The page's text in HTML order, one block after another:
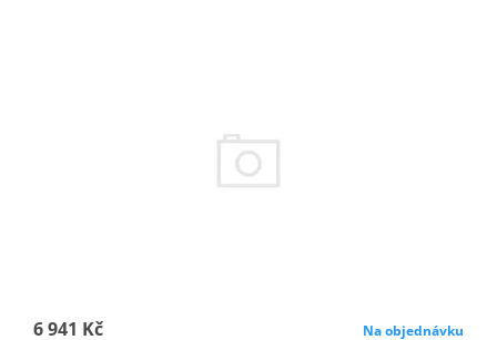
6 941 Kč Na objednávku